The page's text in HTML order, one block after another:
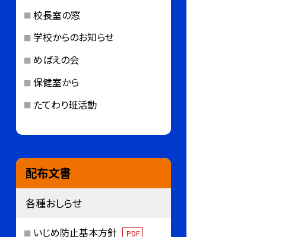
校長室の窓
学校からのお知らせ
めばえの会
保健室から
たてわり班活動
配布文書
各種おしらせ
いじめ防止基本方針 PDF